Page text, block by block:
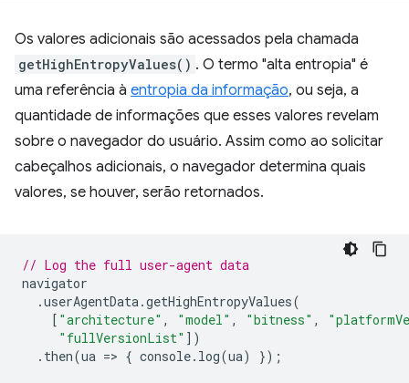
Os valores adicionais são acessados pela chamada
getHighEntropyValues() . O termo "alta entropia" é
uma referência à entropia da informação, ou seja, a
quantidade de informações que esses valores revelam
sobre o navegador do usuário. Assim como ao solicitar
cabeçalhos adicionais, o navegador determina quais
valores, se houver, serão retornados.
// Log the full user-agent data
navigator
.userAgentData.getHighEntropyValues(
[ "architecture" , "model" , "bitness" ,
"fullVersionList" ])
. then(ua => { console. log(ua) });